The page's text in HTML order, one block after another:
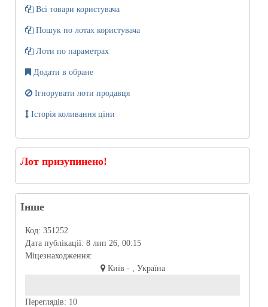
Всі товари користувача
Пошук по лотах користувача
Лоти по параметрах
Додати в обране
Ігнорувати лоти продавця
Історія коливання ціни
Лот призупинено!
Інше
Код: 351252
Дата публікації: 8 лип 26, 00:15
Міцезнаходження:
Київ - , Україна
Переглядів: 10